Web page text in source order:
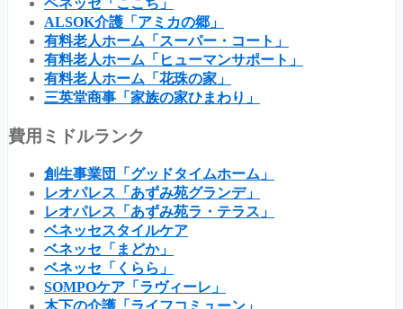
ベネッセ「ここち」
ALSOK介護「アミカの郷」
有料老人ホーム「スーパー・コート」
有料老人ホーム「ヒューマンサポート」
有料老人ホーム「花珠の家」
三英堂商事「家族の家ひまわり」
費用ミドルランク
創生事業団「グッドタイムホーム」
レオパレス「あずみ苑グランデ」
レオパレス「あずみ苑ラ・テラス」
ベネッセスタイルケア
ベネッセ「まどか」
ベネッセ「くらら」
SOMPOケア「ラヴィーレ」
木下の介護「ライフコミューン」